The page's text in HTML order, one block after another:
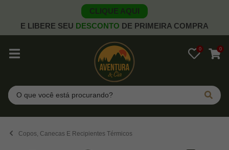
CLIQUE AQUI
E LIBERE SEU DESCONTO DE PRIMEIRA COMPRA
0 0
Pesquisar
Copos, Canecas E Recipientes Térmicos